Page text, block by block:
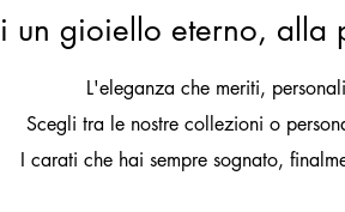
un gioiello eterno, alla
L'eleganza che meriti,
Scegli tra le nostre collezioni o
I carati che hai sempre sognato,